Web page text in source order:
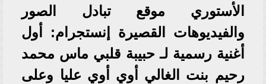
الأستوري موقع تبادل الصور
والفيديوهات القصيرة إنستجرام: أول
أغنية رسمية لـ حبيبة قلبي ماس محمد
رحيم بنت الغالي أوي أوي عليا وعلى